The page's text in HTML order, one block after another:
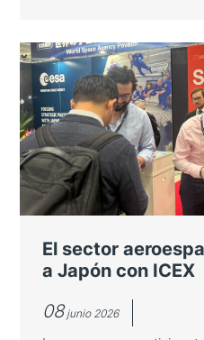
El ministro de
destaca las
cooperación con
innovación
José Manuel Albares
redonda sobre
El sector
a Japón con ICEX
08junio 2026